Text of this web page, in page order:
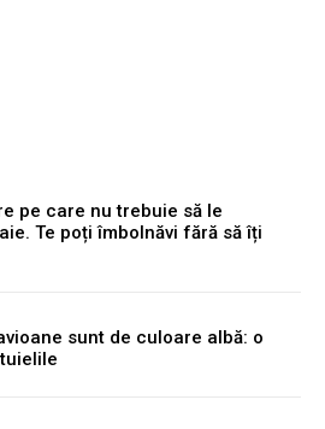
pe care nu trebuie să le
Te poți îmbolnăvi fără să îți
sunt de culoare albă: o